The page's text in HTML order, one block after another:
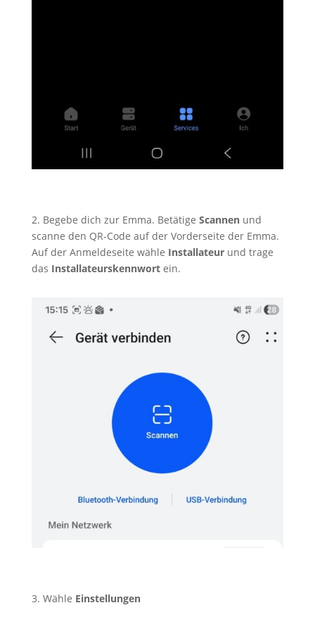
2. Begebe dich zur Emma. Betätige Scannenund
scanne den QR-Code auf der Vorderseite der Emma.
Auf der Anmeldeseite wähle Installateurund trage
das Installateurskennwort ein.
3. Wähle Einstellungen